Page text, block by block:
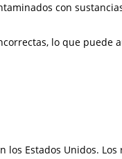
con
lo que puede
Estados Unidos.